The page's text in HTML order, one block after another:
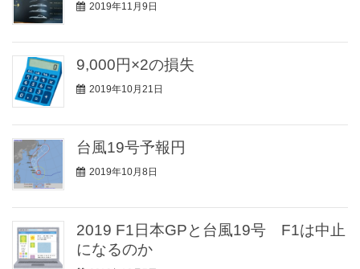
2019年11月9日
9,000円×2の損失
2019年10月21日
台風19号予報円
2019年10月8日
2019 F1日本GPと台風19号 F1は中止
になるのか